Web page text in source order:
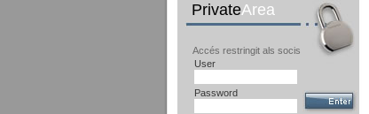
PrivateArea
Accés restringit als socis
User
Password